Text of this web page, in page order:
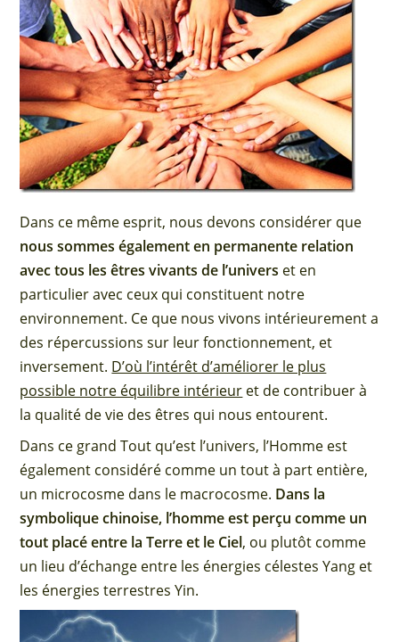
Dans ce même esprit, nous devons considérer que
nous sommes également en permanente relation
avec tous les êtres vivants de l’univers et en
particulier avec ceux qui constituent notre
environnement. Ce que nous vivons intérieurement a
des répercussions sur leur fonctionnement, et
inversement. D’où l’intérêt d’améliorer le plus
possible notre équilibre intérieur et de contribuer à
la qualité de vie des êtres qui nous entourent.
Dans ce grand Tout qu’est l’univers, l’Homme est
également considéré comme un tout à part entière,
un microcosme dans le macrocosme. Dans la
symbolique chinoise, l’homme est perçu comme un
tout placé entre la Terre et le Ciel, ou plutôt comme
un lieu d’échange entre les énergies célestes Yang et
les énergies terrestres Yin.